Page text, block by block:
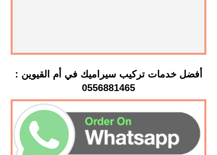
أفضل خدمات تركيب سيراميك في أم القيوين :
0556881465